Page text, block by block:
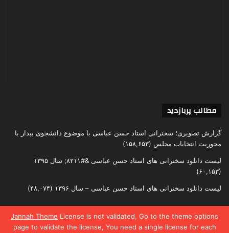
Jannah Theme License is not validated, Go to the theme options
page to validate the license, You need a single license for each
مطالب پربازدید
گزارش تصویری؛ سخنرانی استاد حسن عباسی با موضوع دانشجوی بیدار با
محوریت انتخابات مجلس (۱۵۸,۶۵۳)
لیست دانلود سخنرانی های استاد حسن عباسی &#۸۲۱۱; سال ۱۳۹۵
(۶۰,۱۵۳)
لیست دانلود سخنرانی های استاد حسن عباسی – سال ۱۳۹۶ (۴۸,۰۷۴)
تمامی حقوق متعلق به اندیشکده یقین است